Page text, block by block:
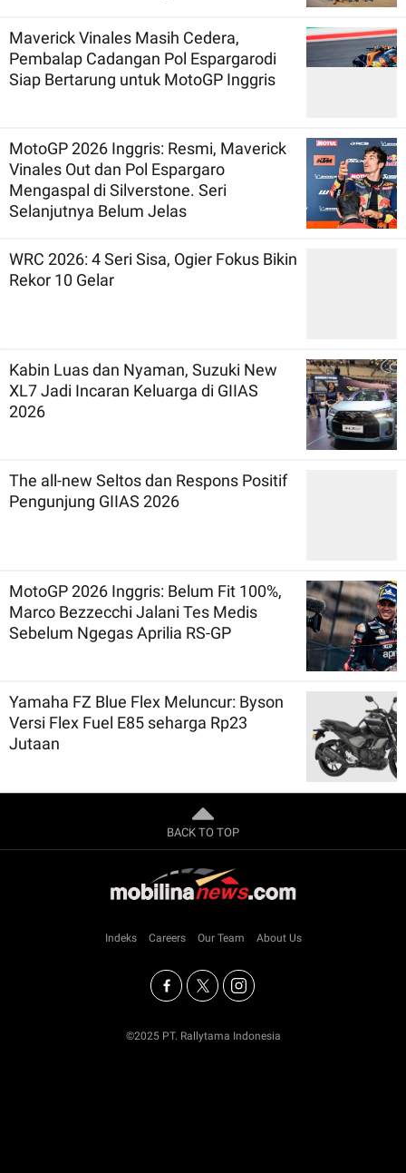
Maverick Vinales Masih Cedera,
Pembalap Cadangan Pol Espargarodi
Siap Bertarung untuk MotoGP Inggris
MotoGP 2026 Inggris: Resmi, Maverick
Vinales Out dan Pol Espargaro
Mengaspal di Silverstone. Seri
Selanjutnya Belum Jelas
WRC 2026: 4 Seri Sisa, Ogier Fokus Bikin
Rekor 10 Gelar
Kabin Luas dan Nyaman, Suzuki New
XL7 Jadi Incaran Keluarga di GIIAS
2026
The all-new Seltos dan Respons Positif
Pengunjung GIIAS 2026
MotoGP 2026 Inggris: Belum Fit 100%,
Marco Bezzecchi Jalani Tes Medis
Sebelum Ngegas Aprilia RS-GP
Yamaha FZ Blue Flex Meluncur: Byson
Versi Flex Fuel E85 seharga Rp23
Jutaan
BACK TO TOP
Indeks Careers Our Team About Us
©2025 PT. Rallytama Indonesia